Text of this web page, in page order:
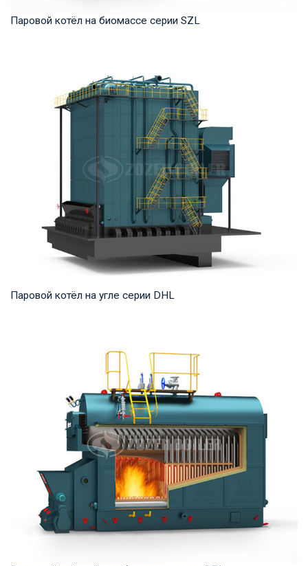
Паровой котёл на биомассе серии SZL
продукта: 4-35 т/ч Температура на выходе: ...
Паровой котёл на угле серии DHL
продукта: 20-75 т/ч Температура на выходе...